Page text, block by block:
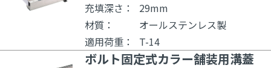
充填深さ：
29mm
材質：
オールステンレス製
適用荷重：
T-14
ボルト固定式カラー舗装用溝蓋